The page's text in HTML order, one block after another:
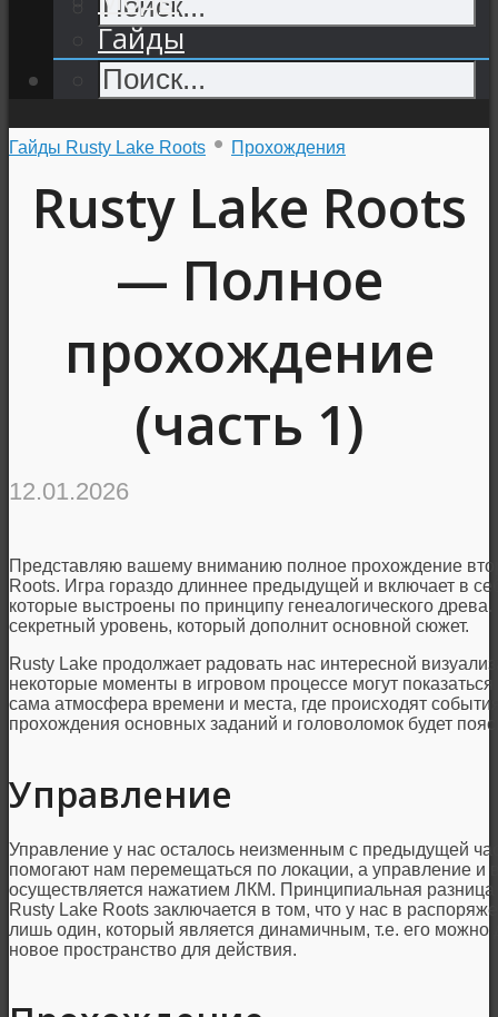
Гайды
Гайды Rusty Lake Roots • Прохождения
Rusty Lake Roots
— Полное
прохождение
(часть 1)
12.01.2026
Представляю вашему вниманию полное прохождение
Roots. Игра гораздо длиннее предыдущей и включает в
которые выстроены по принципу генеалогического
секретный уровень, который дополнит основной сюжет.
Rusty Lake продолжает радовать нас интересной
некоторые моменты в игровом процессе могут
сама атмосфера времени и места, где происходят
прохождения основных заданий и головоломок будет
Управление
Управление у нас осталось неизменным с предыдущей
помогают нам перемещаться по локации, а управление и
осуществляется нажатием ЛКМ. Принципиальная
Rusty Lake Roots заключается в том, что у нас в
лишь один, который является динамичным, т.е. его можно
новое пространство для действия.